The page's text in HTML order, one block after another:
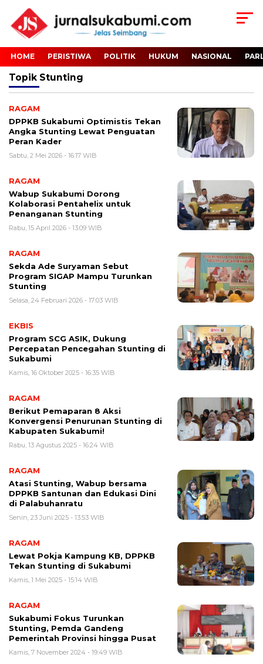
HOME PERISTIWA POLITIK HUKUM NASIONAL
Topik Stunting
RAGAM
DPPKB Sukabumi Optimistis Tekan
Angka Stunting Lewat Penguatan
Peran Kader
Sabtu, 2 Mei 2026 - 16:17 WIB
RAGAM
Wabup Sukabumi Dorong
Kolaborasi Pentahelix untuk
Penanganan Stunting
Rabu, 15 April 2026 - 13:09 WIB
RAGAM
Sekda Ade Suryaman Sebut
Program SIGAP Mampu Turunkan
Stunting
Selasa, 24 Februari 2026 - 17:03 WIB
EKBIS
Program SCG ASIK, Dukung
Percepatan Pencegahan Stunting di
Sukabumi
Kamis, 16 Oktober 2025 - 16:35 WIB
RAGAM
Berikut Pemaparan 8 Aksi
Konvergensi Penurunan Stunting di
Kabupaten Sukabumi!
Rabu, 13 Agustus 2025 - 16:24 WIB
RAGAM
Atasi Stunting, Wabup bersama
DPPKB Santunan dan Edukasi Dini
di Palabuhanratu
Senin, 23 Juni 2025 - 13:53 WIB
RAGAM
Lewat Pokja Kampung KB, DPPKB
Tekan Stunting di Sukabumi
Kamis, 1 Mei 2025 - 15:14 WIB
RAGAM
Sukabumi Fokus Turunkan
Stunting, Pemda Gandeng
Pemerintah Provinsi hingga Pusat
Kamis, 7 November 2024 - 19:49 WIB